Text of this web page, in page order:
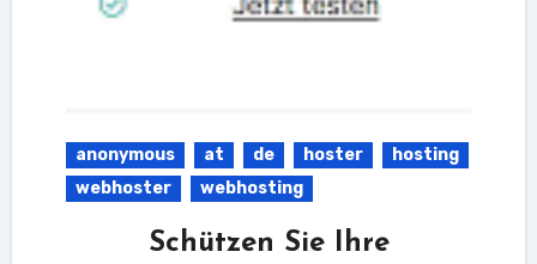
anonymous at de hoster
hosting
webhoster
webhosting
Schützen Sie Ihre